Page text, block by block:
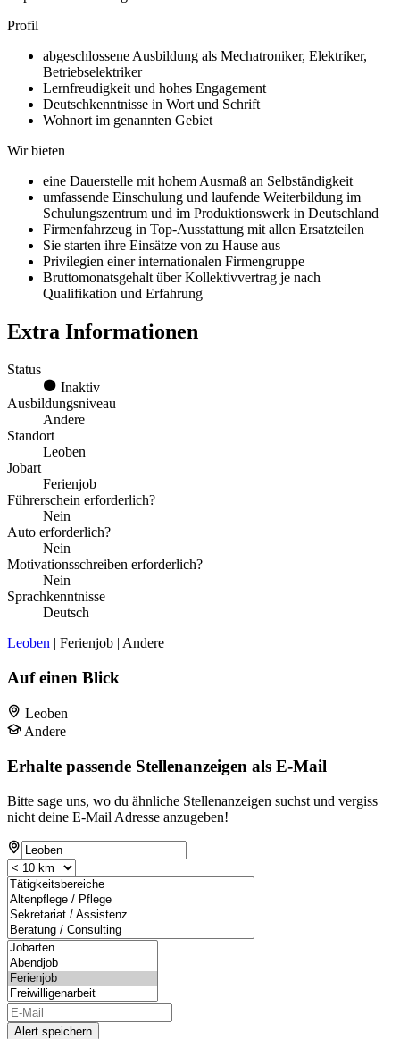
Profil
abgeschlossene Ausbildung als Mechatroniker, Elektriker,
Betriebselektriker
Lernfreudigkeit und hohes Engagement
Deutschkenntnisse in Wort und Schrift
Wohnort im genannten Gebiet
Wir bieten
eine Dauerstelle mit hohem Ausmaß an Selbständigkeit
umfassende Einschulung und laufende Weiterbildung im
Schulungszentrum und im Produktionswerk in Deutschland
Firmenfahrzeug in Top-Ausstattung mit allen Ersatzteilen
Sie starten ihre Einsätze von zu Hause aus
Privilegien einer internationalen Firmengruppe
Bruttomonatsgehalt über Kollektivvertrag je nach
Qualifikation und Erfahrung
Extra Informationen
Status
Inaktiv
Ausbildungsniveau
Andere
Standort
Leoben
Jobart
Ferienjob
Führerschein erforderlich?
Nein
Auto erforderlich?
Nein
Motivationsschreiben erforderlich?
Nein
Sprachkenntnisse
Deutsch
Leoben | Ferienjob | Andere
Auf einen Blick
Leoben
Andere
Erhalte passende Stellenanzeigen als E-Mail
Bitte sage uns, wo du ähnliche Stellenanzeigen suchst und vergiss
nicht deine E-Mail Adresse anzugeben!
Alert speichern